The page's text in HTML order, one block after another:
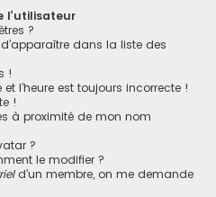
l’utilisateur
?
dans la liste des
!
l’heure est toujours incorrecte !
!
à proximité de mon nom
?
le modifier ?
d’un membre, on me demande